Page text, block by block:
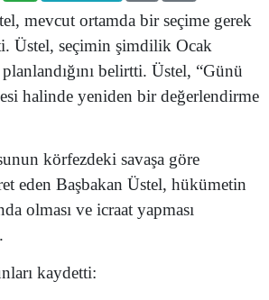
mevcut ortamda bir seçime gerek
Üstel, seçimin şimdilik Ocak
belirtti. Üstel, “Günü
halinde yeniden bir değerlendirme
körfezdeki savaşa göre
eden Başbakan Üstel, hükümetin
olması ve icraat yapması
kaydetti: